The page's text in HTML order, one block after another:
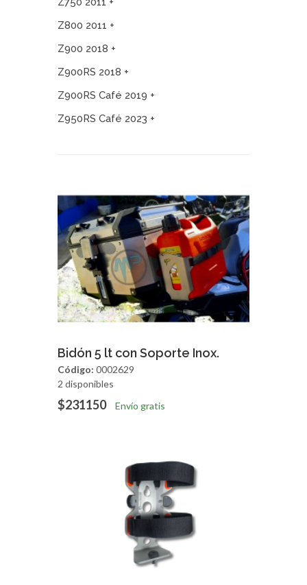
Z800 2011 +
Z900 2018 +
Z900RS 2018 +
Z900RS Café 2019 +
Z950RS Café 2023 +
Agregar Vista Rapida
Bidón 5 lt con Soporte Inox.
Código: 0002629
2 disponibles
$231150 Envío gratis